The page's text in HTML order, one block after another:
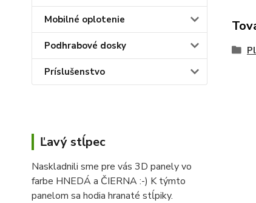
Mobilné oplotenie
Podhrabové dosky
Príslušenstvo
Ľavý stĺpec
Naskladnili sme pre vás 3D panely vo
farbe HNEDÁ a ČIERNA :-) K týmto
panelom sa hodia hranaté stĺpiky.